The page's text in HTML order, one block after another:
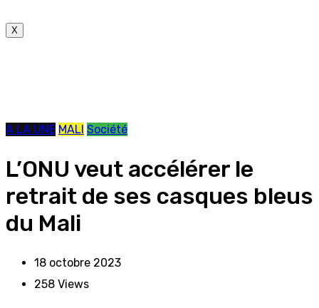
X
A LA UNE MALI Société
L’ONU veut accélérer le
retrait de ses casques bleus
du Mali
18 octobre 2023
258 Views